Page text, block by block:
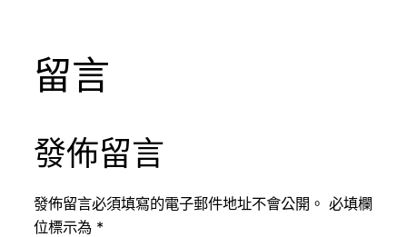
留言
發佈留言
發佈留言必須填寫的電子郵件地址不會公開。 必填欄
位標示為 *